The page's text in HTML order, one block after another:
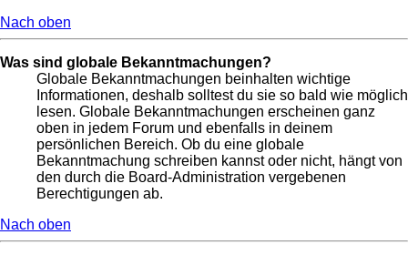
Nach oben
Was sind globale Bekanntmachungen?
Globale Bekanntmachungen beinhalten wichtige
Informationen, deshalb solltest du sie so bald wie möglich
lesen. Globale Bekanntmachungen erscheinen ganz
oben in jedem Forum und ebenfalls in deinem
persönlichen Bereich. Ob du eine globale
Bekanntmachung schreiben kannst oder nicht, hängt von
den durch die Board-Administration vergebenen
Berechtigungen ab.
Nach oben